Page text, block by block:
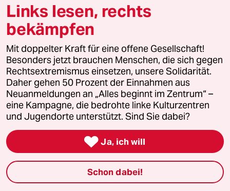
Aktuelles
Hausblog
Die Seitenwende
Stellen
Presse
Unterstützen
Links lesen, rechts
bekämpfen
Mit doppelter Kraft für eine offene Gesellschaft!
Besonders jetzt brauchen Menschen, die sich gegen
Rechtsextremismus einsetzen, unsere Solidarität.
Daher gehen 50 Prozent der Einnahmen aus
Neuanmeldungen an „Alles beginnt im Zentrum“ –
eine Kampagne, die bedrohte linke Kulturzentren
und Jugendorte unterstützt. Sind Sie dabei?
 Ja, ich will
Schon dabei!